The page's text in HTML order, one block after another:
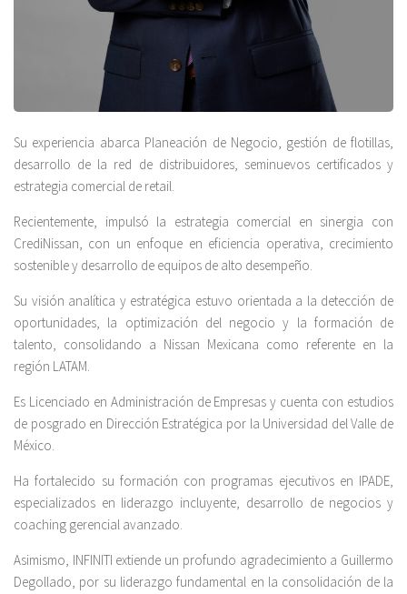
Su experiencia abarca Planeación de Negocio, gestión de flotillas,
desarrollo de la red de distribuidores, seminuevos certificados y
estrategia comercial de retail.
Recientemente, impulsó la estrategia comercial en sinergia con
CrediNissan, con un enfoque en eficiencia operativa, crecimiento
sostenible y desarrollo de equipos de alto desempeño.
Su visión analítica y estratégica estuvo orientada a la detección de
oportunidades, la optimización del negocio y la formación de
talento, consolidando a Nissan Mexicana como referente en la
región LATAM.
Es Licenciado en Administración de Empresas y cuenta con estudios
de posgrado en Dirección Estratégica por la Universidad del Valle de
México.
Ha fortalecido su formación con programas ejecutivos en IPADE,
especializados en liderazgo incluyente, desarrollo de negocios y
coaching gerencial avanzado.
Asimismo, INFINITI extiende un profundo agradecimiento a Guillermo
Degollado, por su liderazgo fundamental en la consolidación de la